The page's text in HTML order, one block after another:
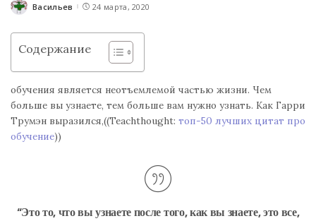
Posted
Васильев 24 марта, 2020
Содержание
обучения является неотъемлемой частью жизни. Чем
больше вы узнаете, тем больше вам нужно узнать. Как Гарри
Трумэн выразился,((Teachthought: топ-50 лучших цитат про
обучение))
“Это то, что вы узнаете после того, как вы знаете, это все,